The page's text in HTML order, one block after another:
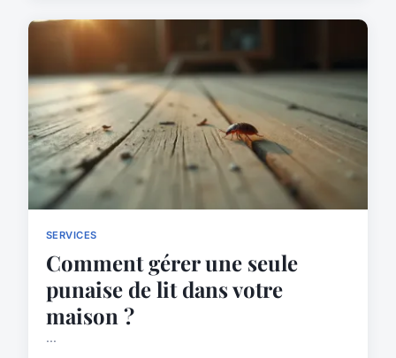
SERVICES
Comment gérer une seule
punaise de lit dans votre
maison ?
...